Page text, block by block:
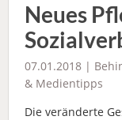
Neues
07.01.2018 |
& Medientipps
Die veränderte